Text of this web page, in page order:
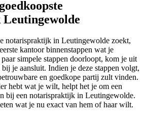
notarispraktijk in Leutingewolde zoekt,
kantoor binnenstappen wat je
simpele stappen doorloopt, kom je uit
je aansluit. Indien je deze stappen volgt,
en goedkope partij zult vinden.
hebt wat je wilt, helpt het je om een
bij een notarispraktijk in Leutingewolde.
wat je nu exact van hem of haar wilt.